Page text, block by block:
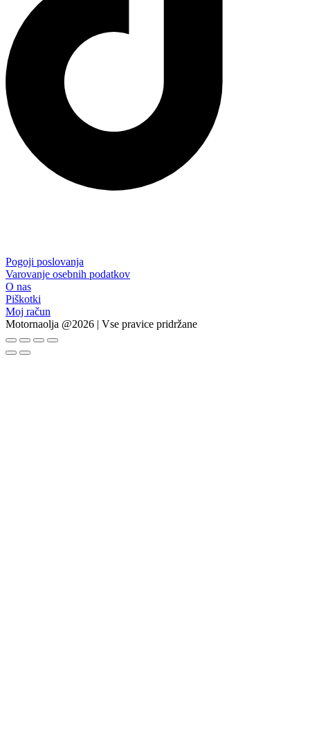
Pogoji poslovanja
Varovanje osebnih podatkov
O nas
Piškotki
Moj račun
Motornaolja @2026 | Vse pravice pridržane